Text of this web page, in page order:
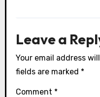
Leave a
Your email address
fields are marked *
Comment *